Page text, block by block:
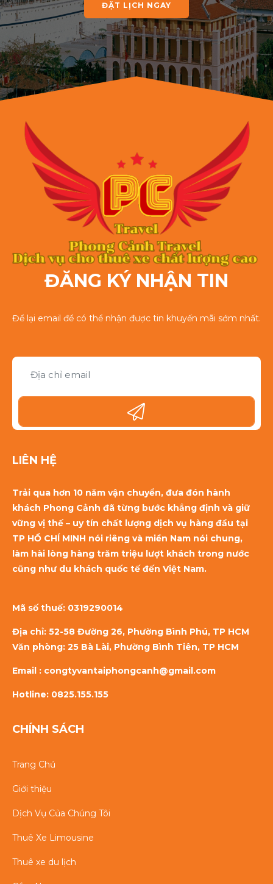
ĐẶT LỊCH NGAY
ĐĂNG KÝ NHẬN TIN
Để lại email để có thể nhận được tin khuyến mãi sớm nhất.
LIÊN HỆ
Trải qua hơn 10 năm vận chuyển, đưa đón hành
khách Phong Cảnh đã từng bước khẳng định và giữ
vững vị thế – uy tín chất lượng dịch vụ hàng đầu tại
TP HỒ CHÍ MINH nói riêng và miền Nam nói chung,
làm hài lòng hàng trăm triệu lượt khách trong nước
cũng như du khách quốc tế đến Việt Nam.
Mã số thuế: 0319290014
Địa chỉ: 52-58 Đường 26, Phường Bình Phú, TP HCM
Văn phòng: 25 Bà Lài, Phường Bình Tiên, TP HCM
Email : congtyvantaiphongcanh@gmail.com
Hotline: 0825.155.155
CHÍNH SÁCH
Trang Chủ
Giới thiệu
Dịch Vụ Của Chúng Tôi
Thuê Xe Limousine
Thuê xe du lịch